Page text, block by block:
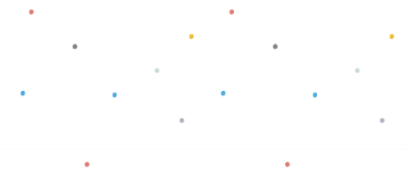
Baca selengkapnya